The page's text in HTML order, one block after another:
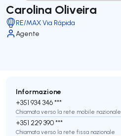
Carolina Oliveira
RE/MAX Via Rápida
Agente
Informazione
+351 934 346 ***
Chiamata verso la rete mobile nazionale
+351 229 390 ***
Chiamata verso la rete fissa nazionale